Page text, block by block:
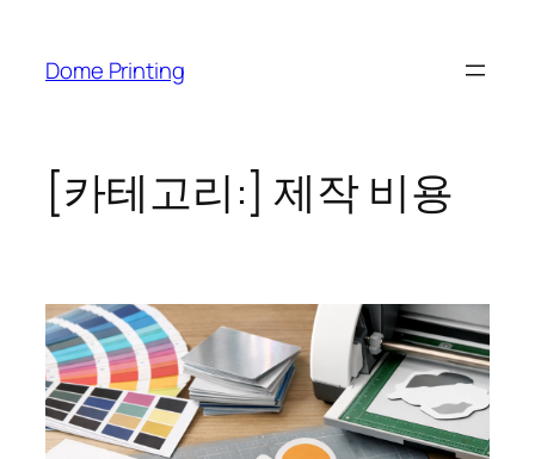
Dome Printing
[카테고리:]제작 비용